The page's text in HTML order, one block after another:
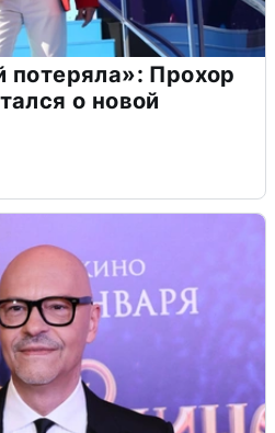
Прохор
о новой